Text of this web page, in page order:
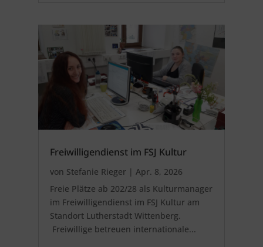
Freiwilligendienst im FSJ Kultur
von Stefanie Rieger| Apr. 8, 2026
Freie Plätze ab 202/28 als Kulturmanager
im Freiwilligendienst im FSJ Kultur am
Standort Lutherstadt Wittenberg.
Freiwillige betreuen internationale...